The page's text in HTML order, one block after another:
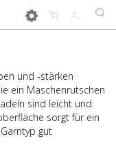
und -stärken
ein Maschenrutschen
sind leicht und
sorgt für ein
gut